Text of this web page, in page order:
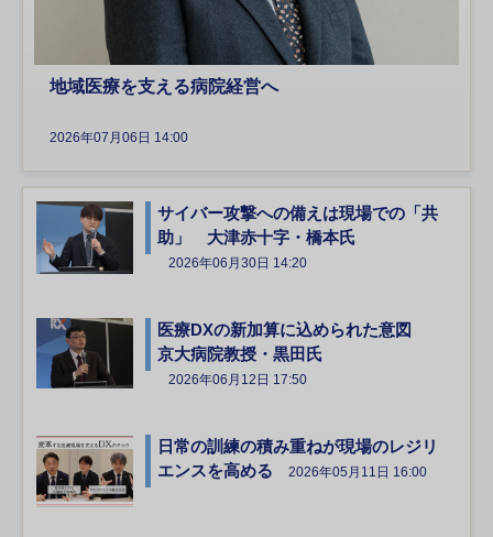
地域医療を支える病院経営へ
2026年07月06日 14:00
サイバー攻撃への備えは現場での「共
助」 大津赤十字・橋本氏
2026年06月30日 14:20
医療DXの新加算に込められた意図
京大病院教授・黒田氏
2026年06月12日 17:50
日常の訓練の積み重ねが現場のレジリ
エンスを高める
2026年05月11日 16:00